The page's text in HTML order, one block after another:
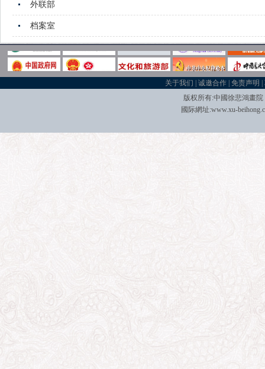
外联部
档案室
关于我们 |诚邀合作 |免责声明 |
版权所有:中國徐悲鴻畫
國际網址:www.xu-